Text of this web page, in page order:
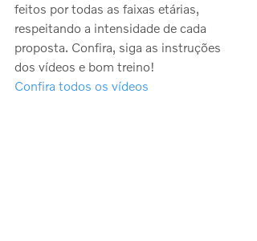
feitos por todas as faixas etárias,
respeitando a intensidade de cada
proposta. Confira, siga as instruções
dos vídeos e bom treino!
Confira todos os vídeos